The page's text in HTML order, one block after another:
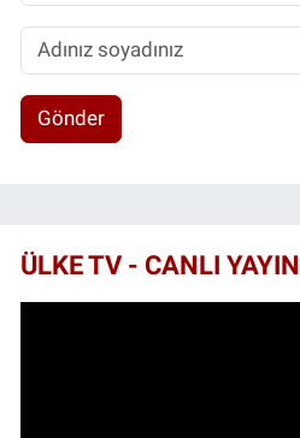
Gönder
ÜLKE TV - CANLI YAYIN